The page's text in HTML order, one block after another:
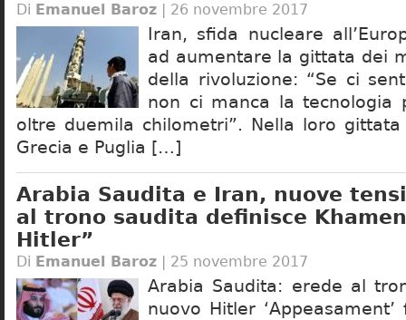
Di Emanuel Baroz | 26 novembre 2017
Iran, sfida nucleare
ad aumentare la gittata dei
della rivoluzione: “Se ci
non ci manca la tecnologia
oltre duemila chilometri”. Nella loro
Grecia e Puglia […]
Arabia Saudita e Iran, nuove
al trono saudita definisce
Hitler”
Di Emanuel Baroz | 25 novembre 2017
Arabia Saudita: erede al
nuovo Hitler